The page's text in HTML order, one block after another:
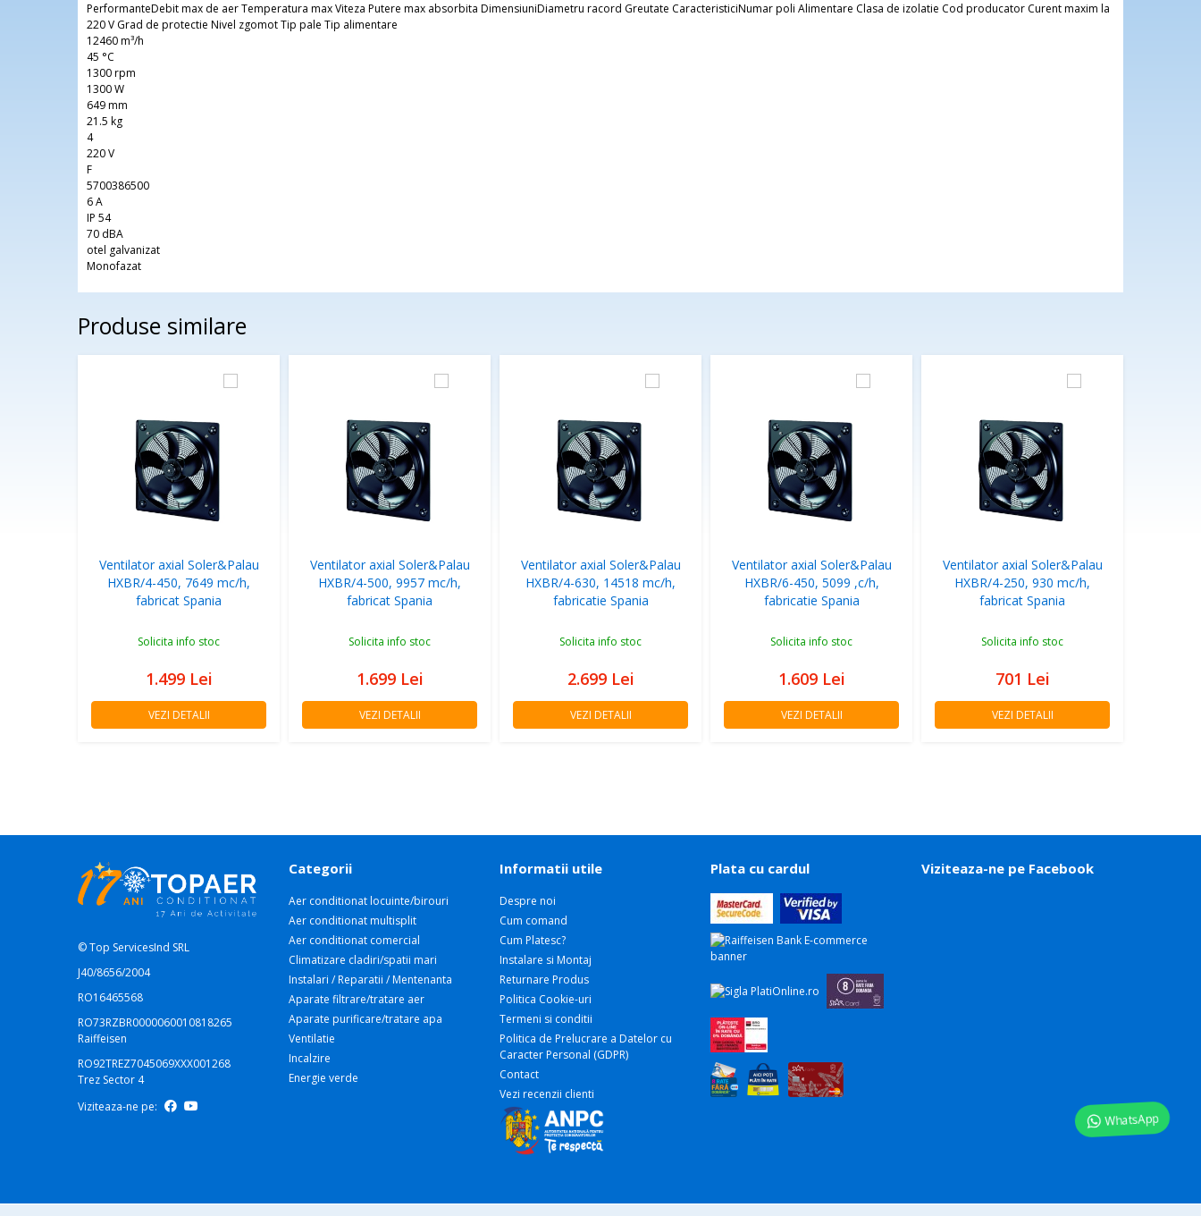
PerformanteDebit max de aer Temperatura max Viteza Putere max absorbita DimensiuniDiametru racord Greutate CaracteristiciNumar poli Alimentare Clasa de izolatie Cod producator Curent maxim la
220 V Grad de protectie Nivel zgomot Tip pale Tip alimentare
12460 m³/h
45 °C
1300 rpm
1300 W
649 mm
21.5 kg
4
220 V
F
5700386500
6 A
IP 54
70 dBA
otel galvanizat
Monofazat
Produse similare
Ventilator axial Soler&Palau
HXBR/4-450, 7649 mc/h,
fabricat Spania
Solicita info stoc
1.499 Lei
VEZI DETALII
Ventilator axial Soler&Palau
HXBR/4-500, 9957 mc/h,
fabricat Spania
Solicita info stoc
1.699 Lei
VEZI DETALII
Ventilator axial Soler&Palau
HXBR/4-630, 14518 mc/h,
fabricatie Spania
Solicita info stoc
2.699 Lei
VEZI DETALII
Ventilator axial Soler&Palau
HXBR/6-450, 5099 ,c/h,
fabricatie Spania
Solicita info stoc
1.609 Lei
VEZI DETALII
Ventilator axial Soler&Palau
HXBR/4-250, 930 mc/h,
fabricat Spania
Solicita info stoc
701 Lei
VEZI DETALII
WhatsApp
© Top ServicesInd SRL
J40/8656/2004
RO16465568
RO73RZBR0000060010818265
Raiffeisen
RO92TREZ7045069XXX001268
Trez Sector 4
Viziteaza-ne pe:
Categorii
Aer conditionat locuinte/birouri
Aer conditionat multisplit
Aer conditionat comercial
Climatizare cladiri/spatii mari
Instalari / Reparatii / Mentenanta
Aparate filtrare/tratare aer
Aparate purificare/tratare apa
Ventilatie
Incalzire
Energie verde
Informatii utile
Despre noi
Cum comand
Cum Platesc?
Instalare si Montaj
Returnare Produs
Politica Cookie-uri
Termeni si conditii
Politica de Prelucrare a Datelor cu
Caracter Personal (GDPR)
Contact
Vezi recenzii clienti
Plata cu cardul Viziteaza-ne pe Facebook